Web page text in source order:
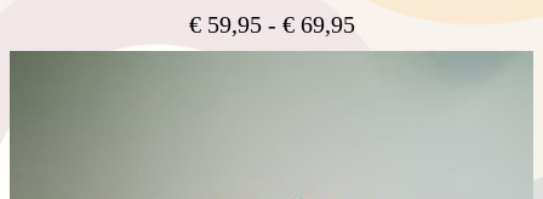
€59,95 - €69,95Prijsklasse:
€ 59,95